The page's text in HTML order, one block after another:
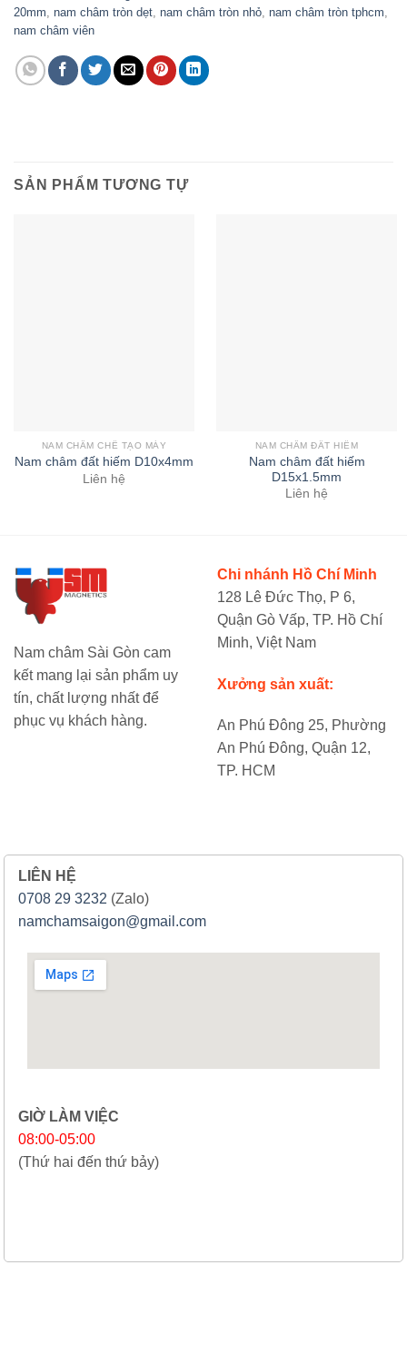
20mm nam châm tròn dẹt nam châm tròn nhỏ nam châm tròn tphcm
nam châm viên
SẢN PHẨM TƯƠNG TỰ
NAM CHÂM CHẾ TẠO MÁY
Nam châm đất hiếm D10x4mm
Liên hệ
NAM CHÂM ĐẤT HIẾM
Nam châm đất hiếm
D15x1.5mm
Liên hệ
Nam châm Sài Gòn cam
kết mang lại sản phẩm uy
tín, chất lượng nhất để
phục vụ khách hàng.
Chi nhánh Hồ Chí Minh
128 Lê Đức Thọ, P 6,
Quận Gò Vấp, TP. Hồ Chí
Minh, Việt Nam
Xưởng sản xuất:
An Phú Đông 25, Phường
An Phú Đông, Quận 12,
TP. HCM
LIÊN HỆ
0708 29 3232 (Zalo)
namchamsaigon@gmail.com
GIỜ LÀM VIỆC
08:00-05:00
(Thứ hai đến thứ bảy)